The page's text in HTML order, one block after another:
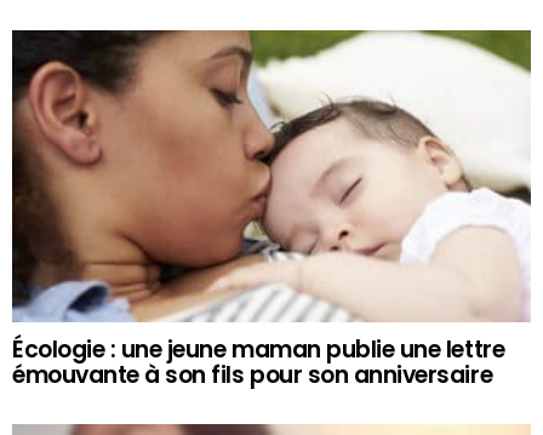
Écologie : une jeune maman publie une lettre
émouvante à son fils pour son anniversaire